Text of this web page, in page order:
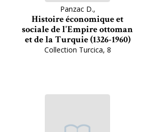
Panzac D.,
Histoire économique et
sociale de l'Empire ottoman
et de la Turquie (1326-1960)
Collection Turcica, 8